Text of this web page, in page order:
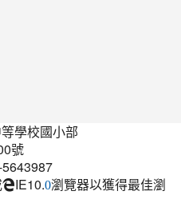
學校國小部
號
IE10.0link
瀏覽器以獲得最佳瀏